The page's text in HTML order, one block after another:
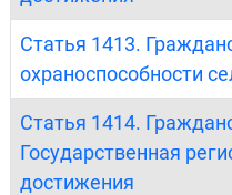
Статья 1413.
охраноспособности
Статья 1414.
Государственная
достижения